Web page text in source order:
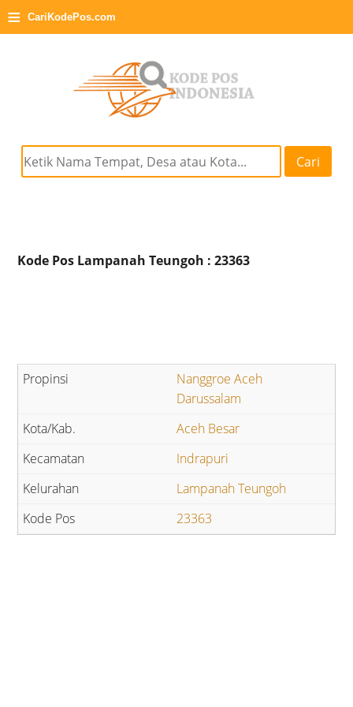
≡ CariKodePos.com
Cari
Kode Pos Lampanah Teungoh : 23363
Nanggroe Aceh
Darussalam
Aceh Besar
Indrapuri
Lampanah Teungoh
23363